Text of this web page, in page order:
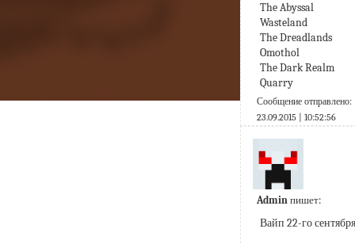
The Abyssal
Wasteland
The Dreadlands
Omothol
The Dark Realm
Quarry
Сообщение отправлено:
23.09.2015 | 10:52:56
Admin пишет:
Вайп 22-го сентября